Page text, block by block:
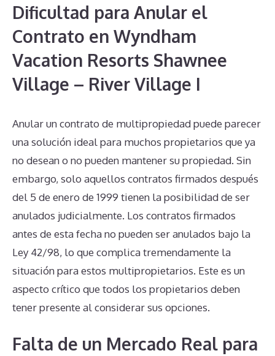
Dificultad para Anular el
Contrato en Wyndham
Vacation Resorts Shawnee
Village – River Village I
Anular un contrato de multipropiedad puede parecer
una solución ideal para muchos propietarios que ya
no desean o no pueden mantener su propiedad. Sin
embargo, solo aquellos contratos firmados después
del 5 de enero de 1999 tienen la posibilidad de ser
anulados judicialmente. Los contratos firmados
antes de esta fecha no pueden ser anulados bajo la
Ley 42/98, lo que complica tremendamente la
situación para estos multipropietarios. Este es un
aspecto crítico que todos los propietarios deben
tener presente al considerar sus opciones.
Falta de un Mercado Real para